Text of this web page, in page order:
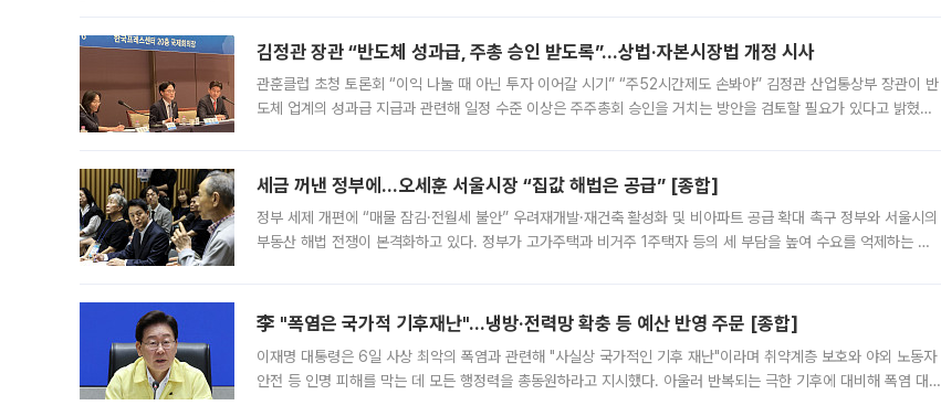
김정관 장관 “반도체 성과급, 주총 승인 받도록”…상법·자본시장법 개정 시사
관훈클럽 초청 토론회 “이익 나눌 때 아닌 투자 이어갈 시기” “주52시간제도 손봐야” 김정관 산업통상부 장관이 반
도체 업계의 성과급 지급과 관련해 일정 수준 이상은 주주총회 승인을 거치는 방안을 검토할 필요가 있다고 밝혔다.
세금 꺼낸 정부에…오세훈 서울시장 “집값 해법은 공급” [종합]
정부 세제 개편에 “매물 잠김·전월세 불안” 우려재개발·재건축 활성화 및 비아파트 공급 확대 촉구 정부와 서울시의
부동산 해법 전쟁이 본격화하고 있다. 정부가 고가주택과 비거주 1주택자 등의 세 부담을 높여 수요를 억제하는 카
李 "폭염은 국가적 기후재난"…냉방·전력망 확충 등 예산 반영 주문 [종합]
이재명 대통령은 6일 사상 최악의 폭염과 관련해 "사실상 국가적인 기후 재난"이라며 취약계층 보호와 야외 노동자
안전 등 인명 피해를 막는 데 모든 행정력을 총동원하라고 지시했다. 아울러 반복되는 극한 기후에 대비해 폭염 대응